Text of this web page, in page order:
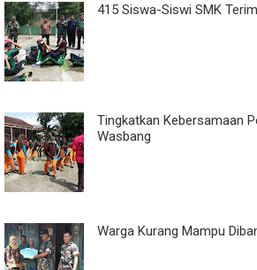
415 Siswa-Siswi SMK
Tingkatkan Kebersamaan
Wasbang
Warga Kurang Mampu